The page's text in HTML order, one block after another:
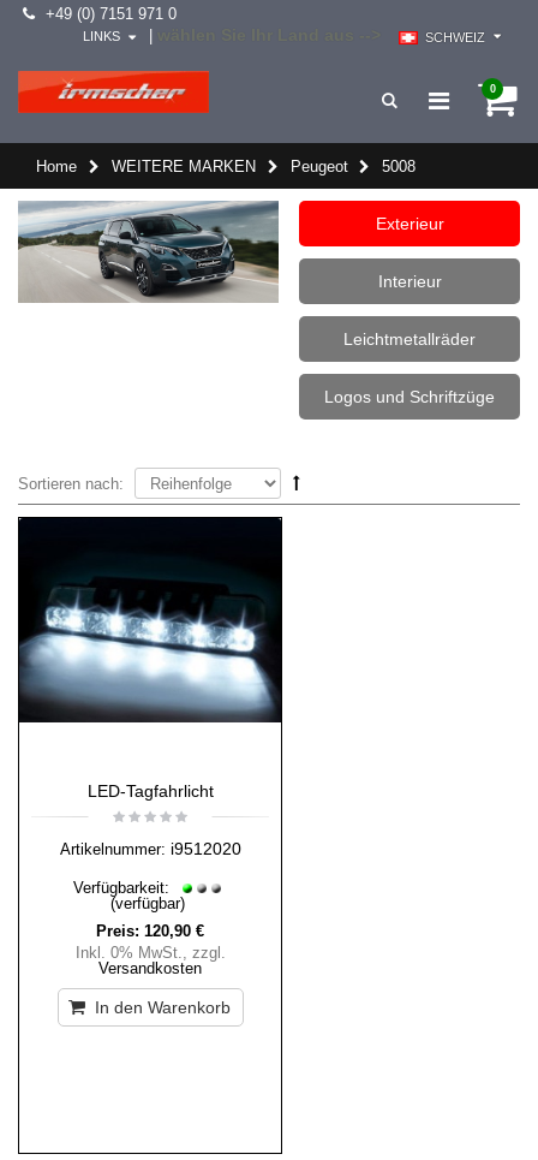
+49 (0) 7151 971 0
SCHWEIZ
LINKS
0
Home WEITERE MARKEN Peugeot 5008
Exterieur
Interieur
Leichtmetallräder
Logos und Schriftzüge
Sortieren nach:
LED-Tagfahrlicht
Artikelnummer: i9512020
Verfügbarkeit:
(verfügbar)
Preis: 120,90 €
Inkl. 0% MwSt., zzgl.
Versandkosten
In den Warenkorb